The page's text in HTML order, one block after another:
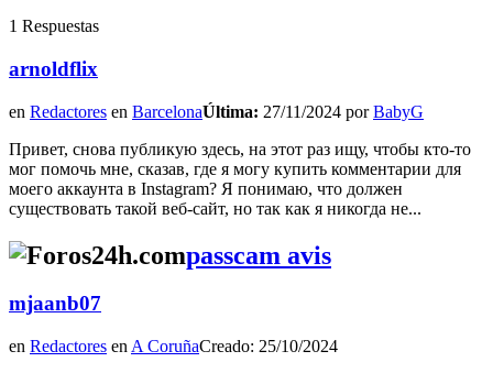
1 Respuestas
arnoldflix
en Redactores en BarcelonaÚltima: 27/11/2024 porBabyG
Привет, снова публикую здесь, на этот раз ищу, чтобы кто-то
мог помочь мне, сказав, где я могу купить комментарии для
моего аккаунта в Instagram? Я понимаю, что должен
существовать такой веб-сайт, но так как я никогда не...
passcam avis
mjaanb07
en Redactores en A CoruñaCreado: 25/10/2024